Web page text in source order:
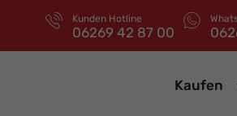
Kunden Hotline
06269 42 87 00
Kaufen